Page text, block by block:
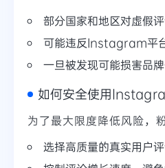
部分国家和地区对虚假
可能违反Instagram平
一旦被发现可能损害品
如何安全使用
为了最大限度降低风险，
选择高质量的真实用户